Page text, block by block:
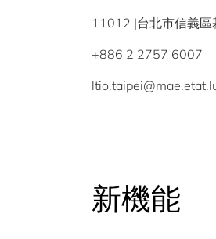
11012 |台北市信義
+886 2 2757 6007
新機能